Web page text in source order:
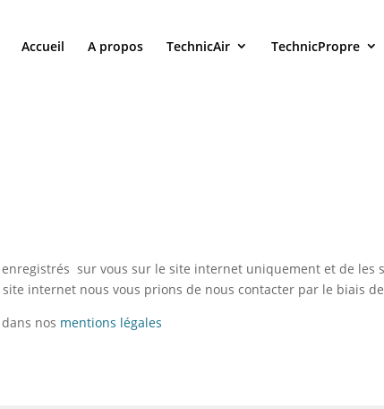
Accueil A propos TechnicAir TechnicPropre
sur vous sur le site internet uniquement et de les
internet nous vous prions de nous contacter par le biais
nos mentions légales